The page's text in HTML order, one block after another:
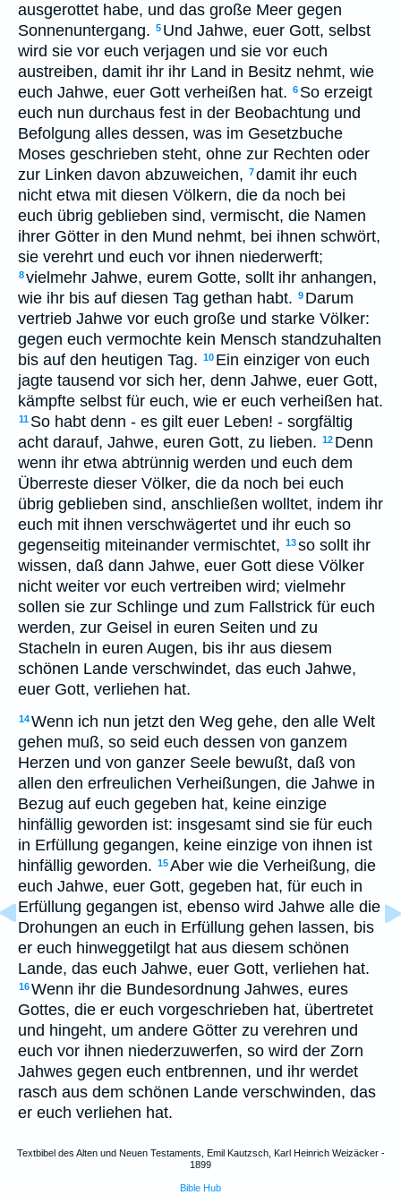
ausgerottet habe, und das große Meer gegen
Sonnenuntergang. 5 Und Jahwe, euer Gott, selbst
wird sie vor euch verjagen und sie vor euch
austreiben, damit ihr ihr Land in Besitz nehmt, wie
euch Jahwe, euer Gott verheißen hat. 6 So erzeigt
euch nun durchaus fest in der Beobachtung und
Befolgung alles dessen, was im Gesetzbuche
Moses geschrieben steht, ohne zur Rechten oder
zur Linken davon abzuweichen, 7damit ihr euch
nicht etwa mit diesen Völkern, die da noch bei
euch übrig geblieben sind, vermischt, die Namen
ihrer Götter in den Mund nehmt, bei ihnen schwört,
sie verehrt und euch vor ihnen niederwerft;
8vielmehr Jahwe, eurem Gotte, sollt ihr anhangen,
wie ihr bis auf diesen Tag gethan habt. 9 Darum
vertrieb Jahwe vor euch große und starke Völker:
gegen euch vermochte kein Mensch standzuhalten
bis auf den heutigen Tag. 10 Ein einziger von euch
jagte tausend vor sich her, denn Jahwe, euer Gott,
kämpfte selbst für euch, wie er euch verheißen hat.
11 So habt denn - es gilt euer Leben! - sorgfältig
acht darauf, Jahwe, euren Gott, zu lieben. 12 Denn
wenn ihr etwa abtrünnig werden und euch dem
Überreste dieser Völker, die da noch bei euch
übrig geblieben sind, anschließen wolltet, indem ihr
euch mit ihnen verschwägertet und ihr euch so
gegenseitig miteinander vermischtet, 13so sollt ihr
wissen, daß dann Jahwe, euer Gott diese Völker
nicht weiter vor euch vertreiben wird; vielmehr
sollen sie zur Schlinge und zum Fallstrick für euch
werden, zur Geisel in euren Seiten und zu
Stacheln in euren Augen, bis ihr aus diesem
schönen Lande verschwindet, das euch Jahwe,
euer Gott, verliehen hat.
14Wenn ich nun jetzt den Weg gehe, den alle Welt
gehen muß, so seid euch dessen von ganzem
Herzen und von ganzer Seele bewußt, daß von
allen den erfreulichen Verheißungen, die Jahwe in
Bezug auf euch gegeben hat, keine einzige
hinfällig geworden ist: insgesamt sind sie für euch
in Erfüllung gegangen, keine einzige von ihnen ist
hinfällig geworden. 15Aber wie die Verheißung, die
euch Jahwe, euer Gott, gegeben hat, für euch in
Erfüllung gegangen ist, ebenso wird Jahwe alle die
Drohungen an euch in Erfüllung gehen lassen, bis
er euch hinweggetilgt hat aus diesem schönen
Lande, das euch Jahwe, euer Gott, verliehen hat.
16Wenn ihr die Bundesordnung Jahwes, eures
Gottes, die er euch vorgeschrieben hat, übertretet
und hingeht, um andere Götter zu verehren und
euch vor ihnen niederzuwerfen, so wird der Zorn
Jahwes gegen euch entbrennen, und ihr werdet
rasch aus dem schönen Lande verschwinden, das
er euch verliehen hat.
Textbibel des Alten und Neuen Testaments, Emil Kautzsch, Karl Heinrich Weizäcker -
1899
Bible Hub